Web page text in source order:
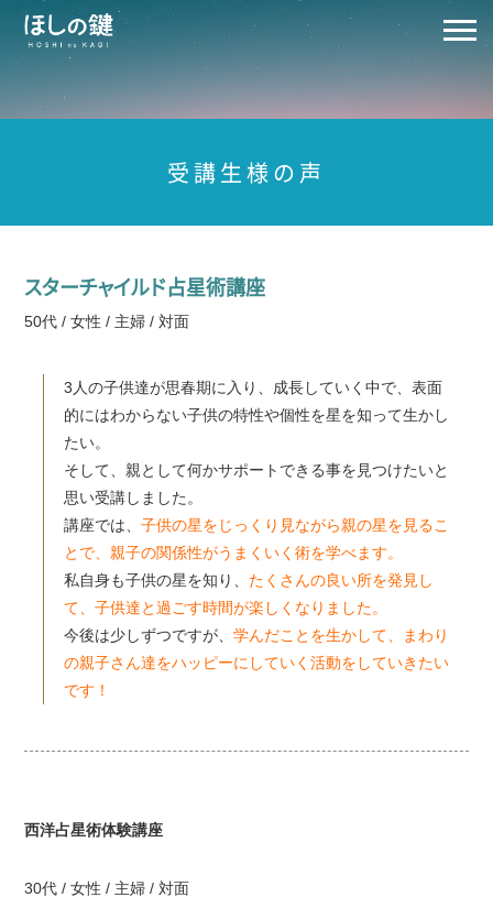
受講生様の声
スターチャイルド占星術講座
50代 / 女性 / 主婦 / 対面
3人の子供達が思春期に入り、成長していく中で、表面
的にはわからない子供の特性や個性を星を知って生かし
たい。
そして、親として何かサポートできる事を見つけたいと
思い受講しました。
講座では、子供の星をじっくり見ながら親の星を見るこ
とで、親子の関係性がうまくいく術を学べます。
私自身も子供の星を知り、 たくさんの良い所を発見し
て、子供達と過ごす時間が楽しくなりました。
今後は少しずつですが、学んだことを生かして、まわり
の親子さん達をハッピーにしていく活動をしていきたい
です！
西洋占星術体験講座
30代 / 女性 / 主婦 / 対面